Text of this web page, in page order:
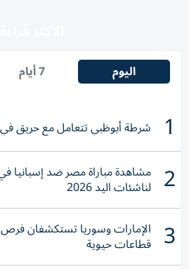
اليوم 7 أيام
1 شرطة أبوظبي تتعامل مع حريق
2 مشاهدة مباراة مصر ضد إسبانيا
لناشئات اليد 2026
3 الإمارات وسوريا تستكشفان
قطاعات حيوية